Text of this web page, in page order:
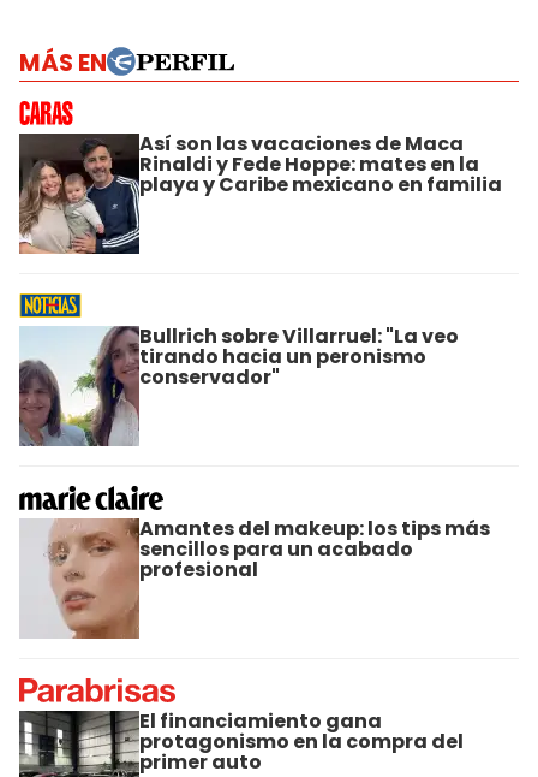
MÁS EN
Así son las vacaciones de Maca
Rinaldi y Fede Hoppe: mates en la
playa y Caribe mexicano en familia
Bullrich sobre Villarruel: "La veo
tirando hacia un peronismo
conservador"
Amantes del makeup: los tips más
sencillos para un acabado
profesional
El financiamiento gana
protagonismo en la compra del
primer auto